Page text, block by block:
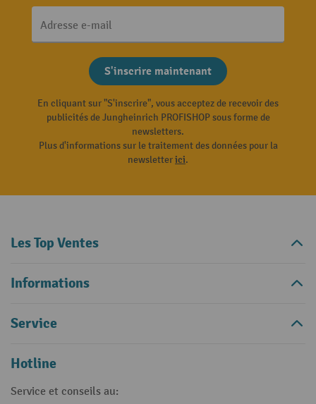
Adresse e-mail
S'inscrire maintenant
En cliquant sur "S'inscrire", vous acceptez de recevoir des
publicités de Jungheinrich PROFISHOP sous forme de
newsletters.
Plus d'informations sur le traitement des données pour la
newsletterici.
Les Top Ventes
Informations
Service
Hotline
Service et conseils au: